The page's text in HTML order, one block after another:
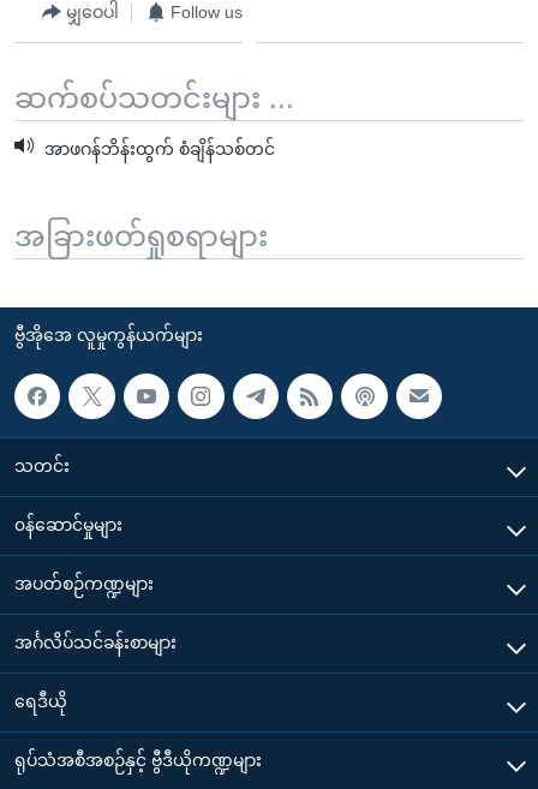
မျှဝေပါ Follow us
ဆက်စပ်သတင်းများ ...
အာဖဂန်ဘိန်းထွက် စံချိန်သစ်တင်
အခြားဖတ်ရှုစရာများ
ဗွီအိုအေ လူမှုကွန်ယက်များ
သတင်း
၀န်ဆောင်မှုများ
အပတ်စဉ်ကဏ္ဍများ
အင်္ဂလိပ်သင်ခန်းစာများ
ရေဒီယို
ရုပ်သံအစီအစဉ်နှင့် ဗွီဒီယိုကဏ္ဍများ